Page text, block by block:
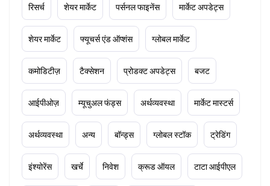
रिसर्च शेयर मार्केट पर्सनल फाइनेंस मार्केट अपडेट्स
शेयर मार्केट फ्यूचर्स एंड ऑप्शंस ग्लोबल मार्केट
कमोडिटीज़ टैक्सेशन प्रोडक्ट अपडेट्स बजट
आईपीओज़ म्यूचुअल फंड्स अर्थव्यवस्था मार्केट मास्टर्स
अर्थव्यवस्था अन्य बॉन्ड्स ग्लोबल स्टॉक ट्रेडिंग
इंश्योरेंस खर्चे निवेश क्रूड ऑयल टाटा आईपीएल